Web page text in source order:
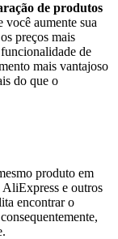
de produtos
aumente sua
preços mais
de
mais vantajoso
do que o
produto em
e outros
encontrar o